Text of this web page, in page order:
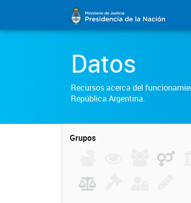
Datos
Recursos acerca del
República Argentina.
Grupos